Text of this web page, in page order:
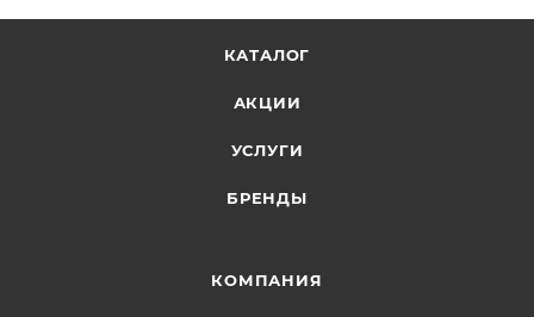
КАТАЛОГ
АКЦИИ
УСЛУГИ
БРЕНДЫ
КОМПАНИЯ